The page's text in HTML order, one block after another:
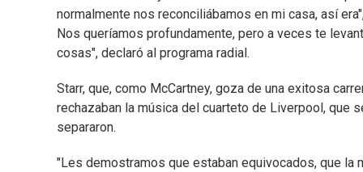
normalmente nos reconciliábamos en mi casa, así
Nos queríamos profundamente, pero a veces te
cosas", declaró al programa radial.
Starr, que, como McCartney, goza de una exitosa
rechazaban la música del cuarteto de Liverpool, que
separaron.
"Les demostramos que estaban equivocados, que la